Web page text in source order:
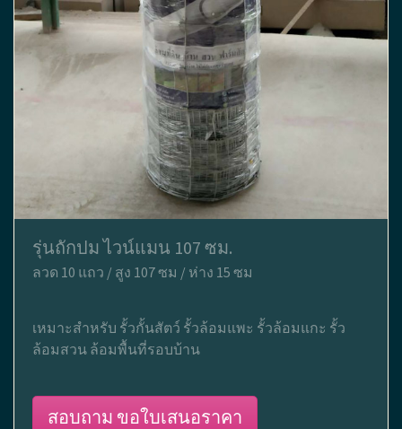
รุ่นถักปม ไวน์แมน 107 ซม.
ลวด 10 แถว / สูง 107 ซม / ห่าง 15 ซม
เหมาะสำหรับ รั้วกั้นสัตว์ รั้วล้อมแพะ รั้วล้อมแกะ รั้ว
ล้อมสวน ล้อมพื้นที่รอบบ้าน
สอบถาม ขอใบเสนอราคา